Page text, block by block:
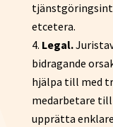
etcetera.
Legal.
bidragande
hjälpa till med
medarbetare
upprätta